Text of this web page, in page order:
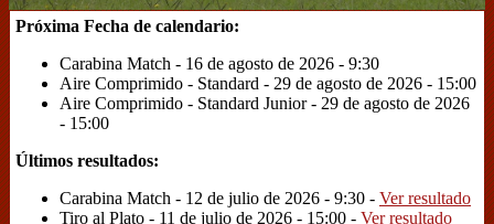
1
Próxima Fecha de calendario:
Carabina Match - 16 de agosto de 2026 - 9:30
Aire Comprimido - Standard - 29 de agosto de 2026 - 15:00
Aire Comprimido - Standard Junior - 29 de agosto de 2026
- 15:00
Últimos resultados:
Carabina Match - 12 de julio de 2026 - 9:30 - Ver resultado
Tiro al Plato - 11 de julio de 2026 - 15:00 - Ver resultado